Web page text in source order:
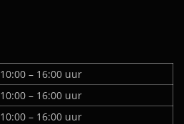
10:00 – 16:00 uur
10:00 – 16:00 uur
10:00 – 16:00 uur